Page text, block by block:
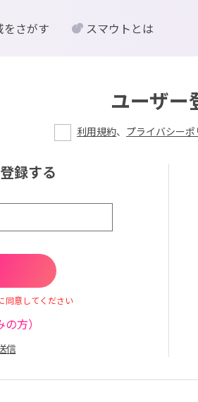
ユーザー
利用規約、 プライバシーポ
録する
同意してください
方）
信
をさがす スマウトとは